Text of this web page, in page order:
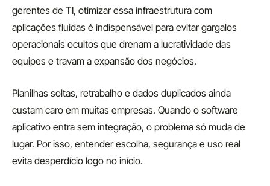
gerentes de TI, otimizar essa infraestrutura com
aplicações fluidas é indispensável para evitar gargalos
operacionais ocultos que drenam a lucratividade das
equipes e travam a expansão dos negócios.
Planilhas soltas, retrabalho e dados duplicados ainda
custam caro em muitas empresas. Quando o software
aplicativo entra sem integração, o problema só muda de
lugar. Por isso, entender escolha, segurança e uso real
evita desperdício logo no início.